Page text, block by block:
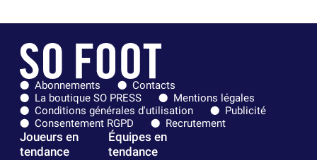
Abonnements
Contacts
La boutique SO PRESS
Mentions légales
Conditions générales d'utilisation
Publicité
Consentement RGPD
Recrutement
Joueurs en
tendance
Équipes en
tendance